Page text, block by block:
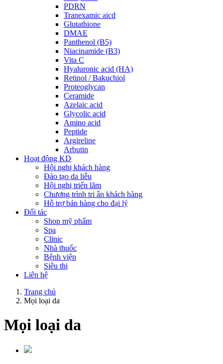
PDRN
Tranexamic aicd
Glutathione
DMAE
Panthenol (B5)
Niacinamide (B3)
Vita C
Hyaluronic acid (HA)
Retinol / Bakuchiol
Proteoglycan
Ceramide
Azelaic acid
Glycolic acid
Amino acid
Peptide
Argireline
Arbutin
Hoạt động KD
Hội nghị khách hàng
Đào tạo da liễu
Hội nghị triển lãm
Chương trình tri ân khách hàng
Hỗ trợ bán hàng cho đại lý
Đối tác
Shop mỹ phẩm
Spa
Clinic
Nhà thuốc
Bệnh viện
Siêu thị
Liên hệ
Trang chủ
Mọi loại da
Mọi loại da